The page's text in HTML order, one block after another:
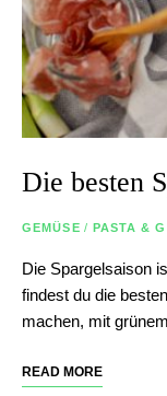
Die besten
GEMÜSE / PASTA &
Die Spargelsaison
findest du die
machen, mit
READ MORE